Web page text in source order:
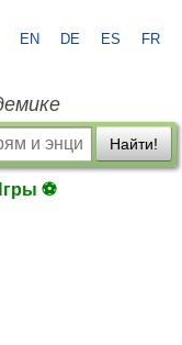
EN DE ES FR
Найти!
⚽